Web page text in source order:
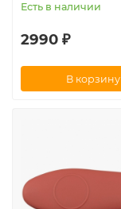
Есть в наличии
2990 ₽
В корзину